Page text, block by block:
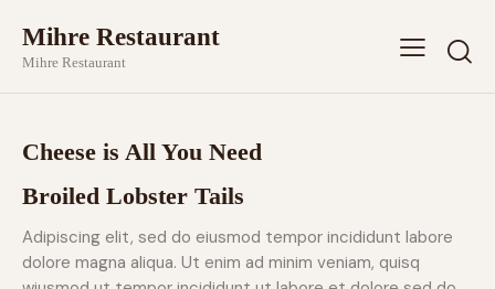
Mihre Restaurant
Mihre Restaurant
Cheese is All You Need
Broiled Lobster Tails
Adipiscing elit, sed do eiusmod tempor incididunt labore
dolore magna aliqua. Ut enim ad minim veniam, quisq